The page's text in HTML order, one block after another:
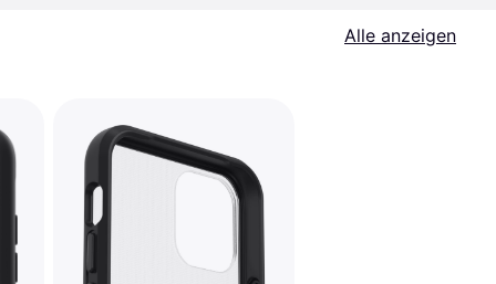
Alle anzeigen